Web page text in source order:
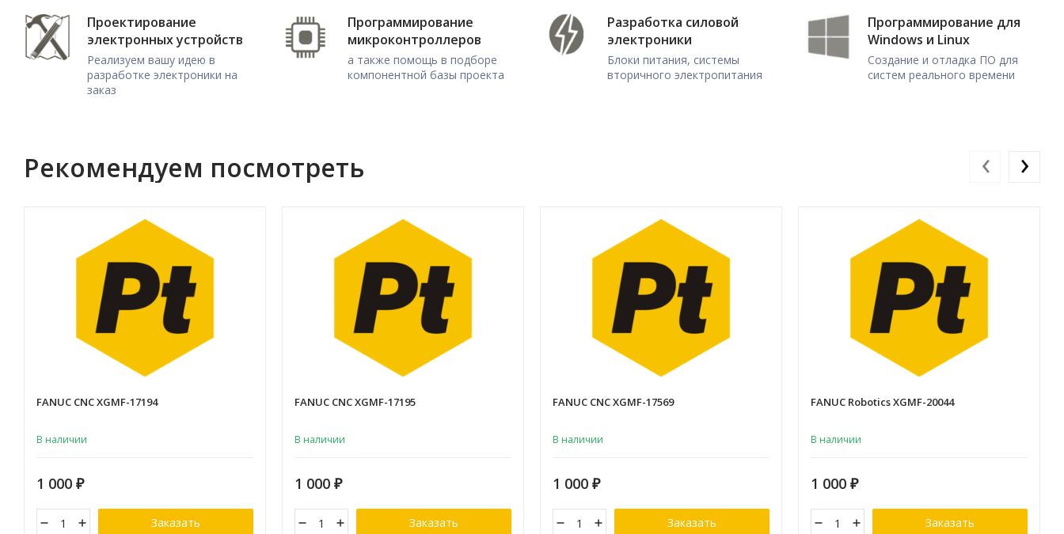
Проектирование
электронных устройств
Реализуем вашу идею в
разработке электроники на
заказ
Программирование
микроконтроллеров
а также помощь в подборе
компонентной базы проекта
Разработка силовой
электроники
Блоки питания, системы
вторичного электропитания
Программирование для
Windows и Linux
Создание и отладка ПО для
систем реального времени
Рекомендуем посмотреть
FANUC CNC XGMF-17194
В наличии
1 000 ₽
Заказать
FANUC CNC XGMF-17195
В наличии
1 000 ₽
Заказать
FANUC CNC XGMF-17569
В наличии
1 000 ₽
Заказать
FANUC Robotics XGMF-20044
В наличии
1 000 ₽
Заказать
‹ ›